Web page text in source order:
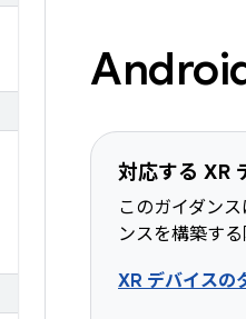
対応する XR
このガイダン
ンスを構築する
XR デバイス